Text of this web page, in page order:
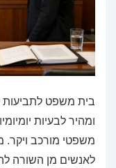
בית משפט לתביעות
ומהיר לבעיות
משפטי מורכב
לאנשים מן השורה